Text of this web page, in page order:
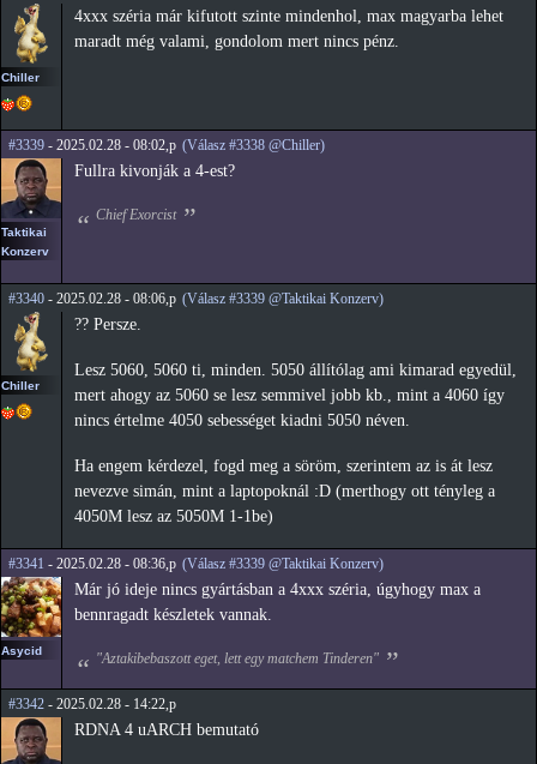
Chiller
4xxx széria már kifutott szinte mindenhol, max magyarba lehet
maradt még valami, gondolom mert nincs pénz.
#3339 - 2025.02.28 - 08:02,p (Válasz #3338 @Chiller)
Taktikai
Konzerv
Fullra kivonják a 4-est?
Chief Exorcist
#3340 - 2025.02.28 - 08:06,p (Válasz #3339 @Taktikai Konzerv)
Chiller
?? Persze.
Lesz 5060, 5060 ti, minden. 5050 állítólag ami kimarad egyedül,
mert ahogy az 5060 se lesz semmivel jobb kb., mint a 4060 így
nincs értelme 4050 sebességet kiadni 5050 néven.
Ha engem kérdezel, fogd meg a söröm, szerintem az is át lesz
nevezve simán, mint a laptopoknál :D (merthogy ott tényleg a
4050M lesz az 5050M 1-1be)
#3341 - 2025.02.28 - 08:36,p (Válasz #3339 @Taktikai Konzerv)
Asycid
Már jó ideje nincs gyártásban a 4xxx széria, úgyhogy max a
bennragadt készletek vannak.
"Aztakibebaszott eget, lett egy matchem Tinderen"
#3342 - 2025.02.28 - 14:22,p
RDNA 4 uARCH bemutató